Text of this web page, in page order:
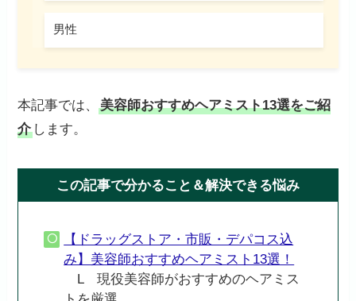
男性
本記事では、美容師おすすめヘアミスト13選をご紹
介 します。
この記事で分かること＆解決できる悩み
【ドラッグストア・市販・デパコス込
み】美容師おすすめヘアミスト13選！
L 現役美容師がおすすめのヘアミス